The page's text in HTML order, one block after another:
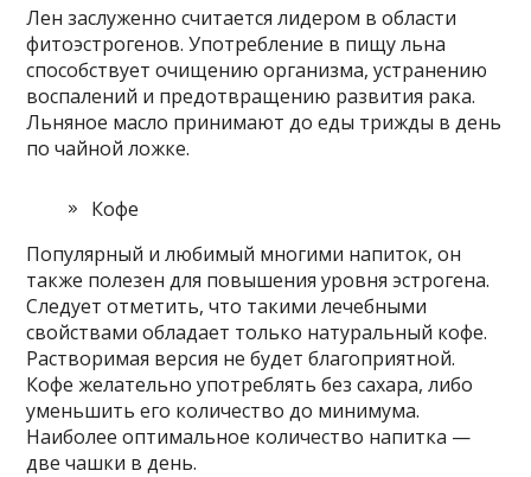
Лен заслуженно считается лидером в области
фитоэстрогенов. Употребление в пищу льна
способствует очищению организма, устранению
воспалений и предотвращению развития рака.
Льняное масло принимают до еды трижды в день
по чайной ложке.
Кофе
Популярный и любимый многими напиток, он
также полезен для повышения уровня эстрогена.
Следует отметить, что такими лечебными
свойствами обладает только натуральный кофе.
Растворимая версия не будет благоприятной.
Кофе желательно употреблять без сахара, либо
уменьшить его количество до минимума.
Наиболее оптимальное количество напитка —
две чашки в день.